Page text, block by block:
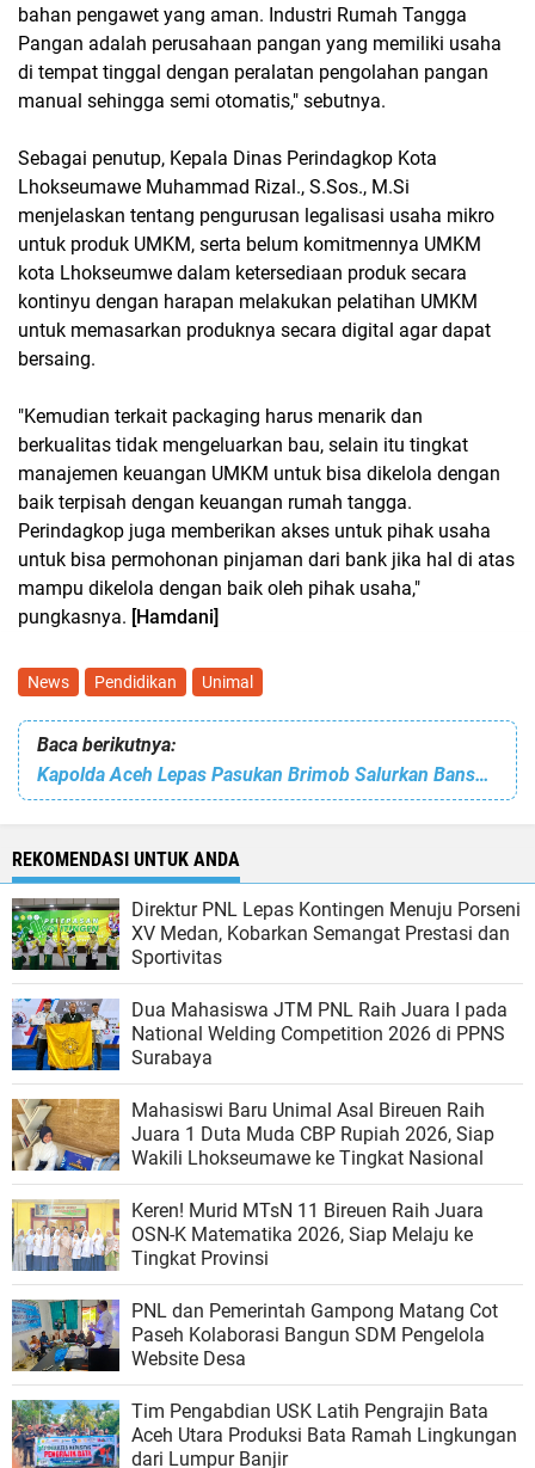
bahan pengawet yang aman. Industri Rumah Tangga
Pangan adalah perusahaan pangan yang memiliki usaha
di tempat tinggal dengan peralatan pengolahan pangan
manual sehingga semi otomatis," sebutnya.
Sebagai penutup, Kepala Dinas Perindagkop Kota
Lhokseumawe Muhammad Rizal., S.Sos., M.Si
menjelaskan tentang pengurusan legalisasi usaha mikro
untuk produk UMKM, serta belum komitmennya UMKM
kota Lhokseumwe dalam ketersediaan produk secara
kontinyu dengan harapan melakukan pelatihan UMKM
untuk memasarkan produknya secara digital agar dapat
bersaing.
"Kemudian terkait packaging harus menarik dan
berkualitas tidak mengeluarkan bau, selain itu tingkat
manajemen keuangan UMKM untuk bisa dikelola dengan
baik terpisah dengan keuangan rumah tangga.
Perindagkop juga memberikan akses untuk pihak usaha
untuk bisa permohonan pinjaman dari bank jika hal di atas
mampu dikelola dengan baik oleh pihak usaha,"
pungkasnya. [Hamdani]
News Pendidikan Unimal
Baca berikutnya:
Kapolda Aceh Lepas Pasukan Brimob Salurkan Bansos Untuk Korban Banjir
REKOMENDASI UNTUK ANDA
Direktur PNL Lepas Kontingen Menuju Porseni
XV Medan, Kobarkan Semangat Prestasi dan
Sportivitas
Dua Mahasiswa JTM PNL Raih Juara I pada
National Welding Competition 2026 di PPNS
Surabaya
Mahasiswi Baru Unimal Asal Bireuen Raih
Juara 1 Duta Muda CBP Rupiah 2026, Siap
Wakili Lhokseumawe ke Tingkat Nasional
Keren! Murid MTsN 11 Bireuen Raih Juara
OSN-K Matematika 2026, Siap Melaju ke
Tingkat Provinsi
PNL dan Pemerintah Gampong Matang Cot
Paseh Kolaborasi Bangun SDM Pengelola
Website Desa
Tim Pengabdian USK Latih Pengrajin Bata
Aceh Utara Produksi Bata Ramah Lingkungan
dari Lumpur Banjir